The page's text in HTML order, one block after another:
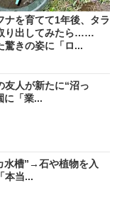
ナを育てて1年後、タラ
り出してみたら……
驚きの姿に「ロ...
友人が新たに“沼っ
「業...
水槽”→石や植物を入
本当...